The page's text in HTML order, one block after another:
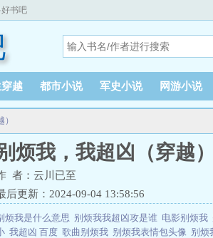
书吧
越 都市小说 军史小说 网游小说
烦我，我超凶（穿越）
者：云川已至
后更新：2024-09-04 13:58:56
烦我是什么意思 别烦我我超凶攻是谁 电影别烦我
我超凶 百度 歌曲别烦我 别烦我表情包头像 别烦